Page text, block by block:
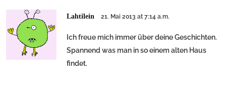
Lahtilein 21. Mai 2013 at 7:14 a.m.
Ich freue mich immer über deine Geschichten.
Spannend was man in so einem alten Haus
findet.